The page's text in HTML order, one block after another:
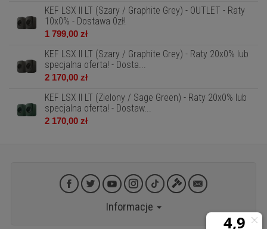
KEF LSX II LT (Szary / Graphite Grey) - OUTLET - Raty
10x0% - Dostawa 0zł!
1 799,00 zł
KEF LSX II LT (Szary / Graphite Grey) - Raty 20x0% lub
specjalna oferta! - Dosta...
2 170,00 zł
KEF LSX II LT (Zielony / Sage Green) - Raty 20x0% lub
specjalna oferta! - Dostaw...
2 170,00 zł
Informacje